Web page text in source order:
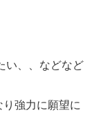
い、、などなど
強力に願望に